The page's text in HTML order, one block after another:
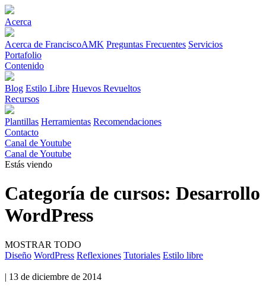
Acerca
Acerca de FranciscoAMK Preguntas Frecuentes Servicios
Portafolio
Contenido
Blog Estilo Libre Huevos Revueltos
Recursos
Plantillas Herramientas Recomendaciones
Contacto
Canal de Youtube
Canal de Youtube
Estás viendo
Categoría de cursos: Desarrollo
WordPress
MOSTRAR TODO
Diseño WordPress Reflexiones Tutoriales Estilo libre
| 13 de diciembre de 2014